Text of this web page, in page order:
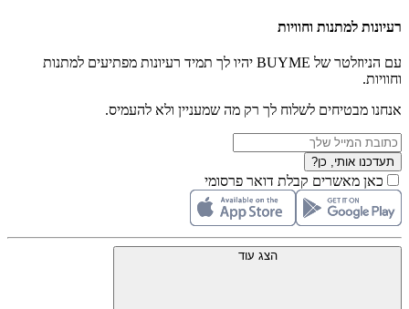
רעיונות למתנות וחוויות
עם הניוזלטר של BUYME יהיו לך תמיד רעיונות מפתיעים למתנות
וחוויות.
אנחנו מבטיחים לשלוח לך רק מה שמעניין ולא להעמיס.
תעדכנו אותי, כן?
כאן מאשרים קבלת דואר פרסומי
הצג עוד